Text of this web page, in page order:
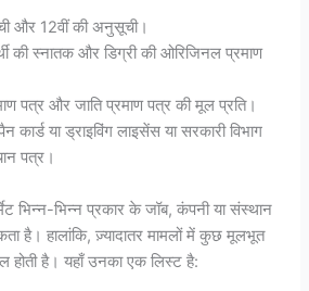
और 12वीं की अनुसूची।
की स्नातक और डिग्री की ओरिजिनल प्रमाण
पत्र और जाति प्रमाण पत्र की मूल प्रति।
या ड्राइविंग लाइसेंस या सरकारी विभाग
पत्र।
भिन्न-भिन्न प्रकार के जॉब, कंपनी या संस्थान
है। हालांकि, ज़्यादातर मामलों में कुछ मूलभूत
होती है। यहाँ उनका एक लिस्ट है: